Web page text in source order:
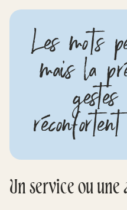
Les mots
mais la
Un service ou